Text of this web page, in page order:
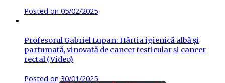
Posted on 05/02/2025
Profesorul Gabriel Lupan: Hârtia igienică albă și
parfumată, vinovată de cancer testicular și cancer
rectal (Video)
Posted on30/01/2025